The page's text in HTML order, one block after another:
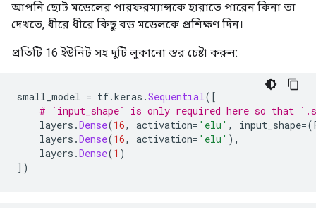
Epoch: 1700, accuracy:0.6874,
Epoch: 1800, accuracy:0.6845,
Epoch: 1900, accuracy:0.6837,
Epoch: 2000, accuracy:0.6853,
Epoch: 2100, accuracy:0.6871,
আপনি ছোট মডেলের পারফরম্যান্সকে হারাতে পারেন কিনা তা
দেখতে, ধীরে ধীরে কিছু বড় মডেলকে প্রশিক্ষণ দিন।
প্রতিটি 16 ইউনিট সহ দুটি লুকানো স্তর চেষ্টা করুন:
small_model = tf.keras .Sequential([
# `input_shape` is only required here so that
layers .Dense(16, activation= 'elu' , input_shape=(
layers .Dense(16, activation= 'elu' ),
layers .Dense(1 )
])